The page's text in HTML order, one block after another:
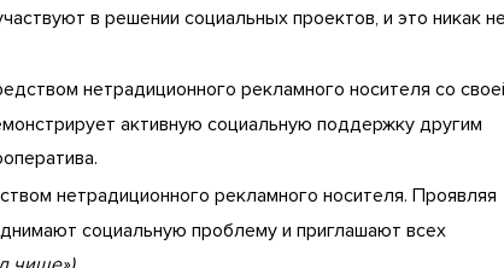
в решении социальных проектов, и это никак
нетрадиционного рекламного носителя со
активную социальную поддержку другим
нетрадиционного рекламного носителя. Проявляя
социальную проблему и приглашают всех